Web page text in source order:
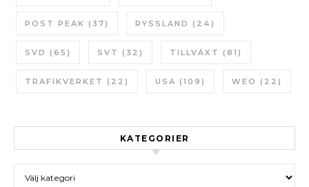
POST PEAK (37) RYSSLAND (24)
SVD (65) SVT (32) TILLVÄXT (81)
TRAFIKVERKET (22) USA (109) WEO (22)
KATEGORIER